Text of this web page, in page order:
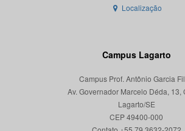
Localização
Campus Lagarto
Campus Prof. Antônio Garcia
Av. Governador Marcelo Déda, 13,
Lagarto/SE
CEP 49400-000